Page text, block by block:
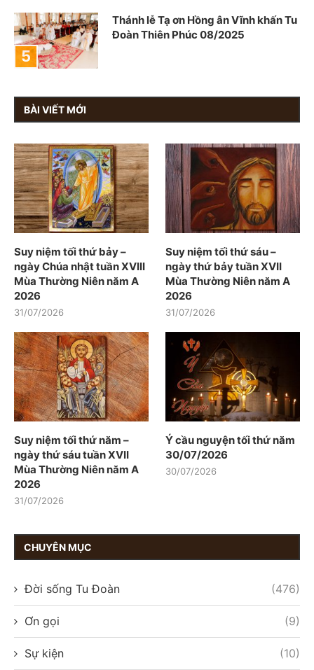
Thánh lễ Tạ ơn Hồng ân Vĩnh khấn Tu
Đoàn Thiên Phúc 08/2025
BÀI VIẾT MỚI
Suy niệm tối thứ bảy –
ngày Chúa nhật tuần XVIII
Mùa Thường Niên năm A
2026
31/07/2026
Suy niệm tối thứ sáu –
ngày thứ bảy tuần XVII
Mùa Thường Niên năm A
2026
31/07/2026
Suy niệm tối thứ năm –
ngày thứ sáu tuần XVII
Mùa Thường Niên năm A
2026
31/07/2026
Ý cầu nguyện tối thứ năm
30/07/2026
30/07/2026
CHUYÊN MỤC
Đời sống Tu Đoàn (476)
Ơn gọi (9)
Sự kiện (10)